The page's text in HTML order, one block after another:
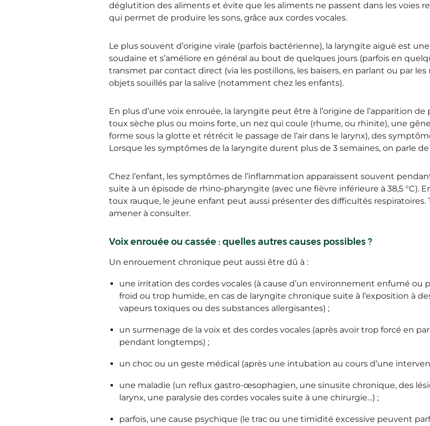
déglutition des aliments et évite que les aliments ne passent dans les voies
qui permet de produire les sons, grâce aux cordes vocales.
Le plus souvent d’origine virale (parfois bactérienne), la laryngite aiguë est
soudaine et s’améliore en général au bout de quelques jours (parfois en
transmet par contact direct (via les postillons, les baisers, en parlant ou par
objets souillés par la salive (notamment chez les enfants).
En plus d’une voix enrouée, la laryngite peut être à l’origine de l’apparition
toux sèche plus ou moins forte, un nez qui coule (rhume, ou rhinite), une
forme sous la glotte et rétrécit le passage de l’air dans le larynx), des
Lorsque les symptômes de la laryngite durent plus de 3 semaines, on parle
Chez l’enfant, les symptômes de l’inflammation apparaissent souvent
suite à un épisode de rhino-pharyngite (avec une fièvre inférieure à 38,5 °C).
toux rauque, le jeune enfant peut aussi présenter des difficultés respiratoires.
amener à consulter.
Voix enrouée ou cassée : quelles autres causes possibles ?
Un enrouement chronique peut aussi être dû à :
une irritation des cordes vocales (à cause d’un environnement enfumé ou
froid ou trop humide, en cas de laryngite chronique suite à l’exposition à
vapeurs toxiques ou des substances allergisantes) ;
un surmenage de la voix et des cordes vocales (après avoir trop forcé en
pendant longtemps) ;
un choc ou un geste médical (après une intubation au cours d’une
une maladie (un reflux gastro-œsophagien, une sinusite chronique, des
larynx, une paralysie des cordes vocales suite à une chirurgie…) ;
parfois, une cause psychique (le trac ou une timidité excessive peuvent